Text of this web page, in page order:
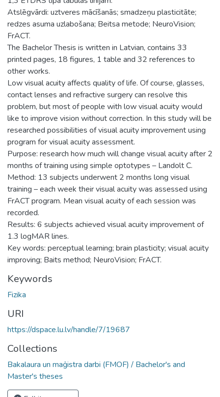
Atslēgvārdi: uztveres mācīšanās; smadzeņu plasticitāte;
redzes asuma uzlabošana; Beitsa metode; NeuroVision;
FrACT.
The Bachelor Thesis is written in Latvian, contains 33
printed pages, 18 figures, 1 table and 32 references to
other works.
Low visual acuity affects quality of life. Of course, glasses,
contact lenses and refractive surgery can resolve this
problem, but most of people with low visual acuity would
like to improve vision without correction. In this study will be
researched possibilities of visual acuity improvement using
program for visual acuity assessment.
Purpose: research how much will change visual acuity after 2
months of training using simple optotypes – Landolt C.
Method: 13 subjects underwent 2 months long visual
training – each week their visual acuity was assessed using
FrACT program. Mean visual acuity of each session was
recorded.
Results: 6 subjects achieved visual acuity improvement of
1.3 logMAR lines.
Key words: perceptual learning; brain plasticity; visual acuity
improving; Baits method; NeuroVision; FrACT.
Keywords
Fizika
URI
https://dspace.lu.lv/handle/7/19687
Collections
Bakalaura un maģistra darbi (FMOF) / Bachelor's and
Master's theses